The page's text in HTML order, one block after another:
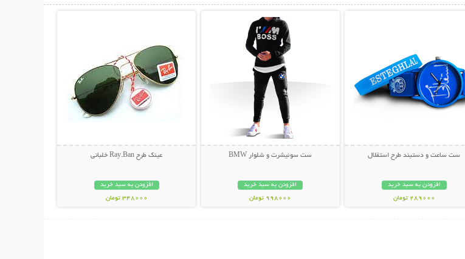
ست ساعت و دستبند طرح استقلال
افزودن به سبد خرید
289000 تومان
ست سوئیشرت و شلوار BMW
افزودن به سبد خرید
998000 تومان
عینک طرح Ray.Ban خلبانی
افزودن به سبد خرید
348000 تومان